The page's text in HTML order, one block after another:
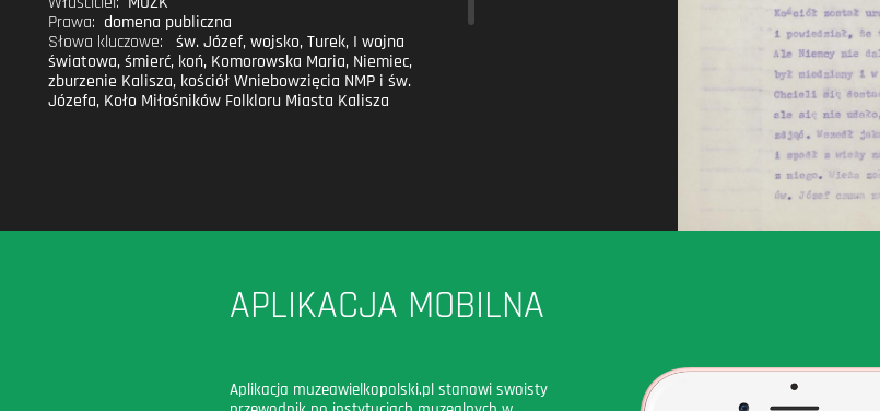
Prawa: domena publiczna
Słowa kluczowe:
św. Józef,wojsko,Turek, I wojna
światowa,śmierć, koń, Komorowska Maria, Niemiec,
zburzenie Kalisza, kościół Wniebowzięcia NMP i św.
Józefa, Koło Miłośników Folkloru Miasta Kalisza
APLIKACJA MOBILNA
Aplikacja muzeawielkopolski.pl stanowi swoisty